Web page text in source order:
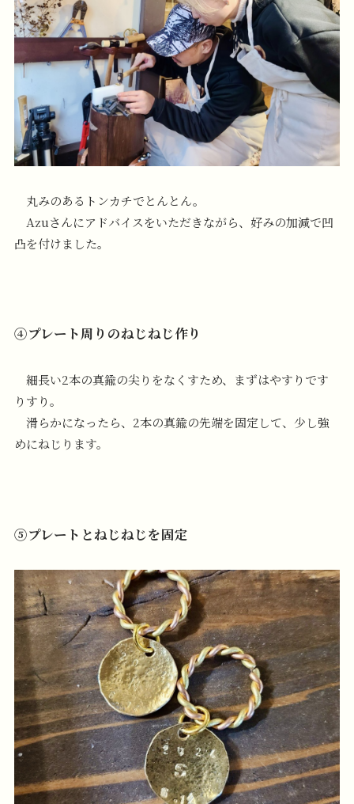
丸みのあるトンカチでとんとん。
Azuさんにアドバイスをいただきながら、好みの加減で凹
凸を付けました。
④プレート周りのねじねじ作り
細長い2本の真鍮の尖りをなくすため、まずはやすりです
りすり。
滑らかになったら、2本の真鍮の先端を固定して、少し強
めにねじります。
⑤プレートとねじねじを固定